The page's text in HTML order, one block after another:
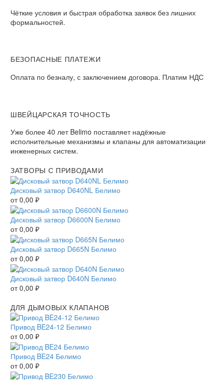
Чёткие условия и быстрая обработка заявок без лишних
формальностей.​
БЕЗОПАСНЫЕ ПЛАТЕЖИ​
Оплата по безналу, с заключением договора. Платим НДС​
ШВЕЙЦАРСКАЯ ТОЧНОСТЬ
Уже более 40 лет Belimo поставляет надёжные
исполнительные механизмы и клапаны для автоматизации
инженерных систем.
ЗАТВОРЫ С ПРИВОДАМИ
Дисковый затвор D640NL Белимо
от0,00 ₽
Дисковый затвор D6600N Белимо
от0,00 ₽
Дисковый затвор D665N Белимо
от0,00 ₽
Дисковый затвор D640N Белимо
от0,00 ₽
ДЛЯ ДЫМОВЫХ КЛАПАНОВ
Привод BE24-12 Белимо
от0,00 ₽
Привод BE24 Белимо
от0,00 ₽